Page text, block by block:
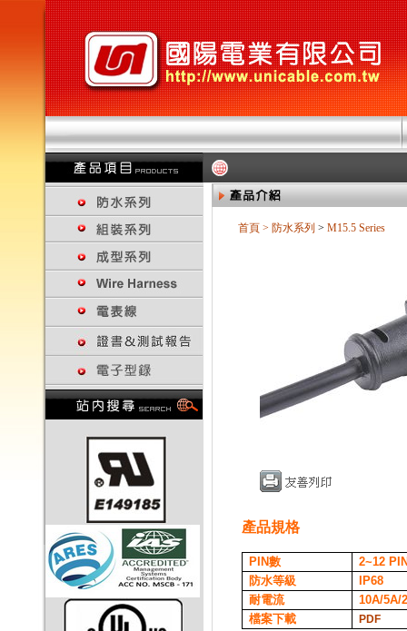
首頁 > 防水系列 > M15.5 Series
產品規格
PIN數 2~12
防水等級
IP68
耐電流
10A/5A/
檔案下載
PDF